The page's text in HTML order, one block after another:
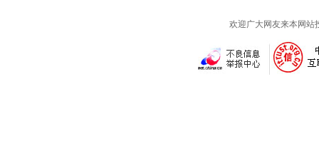
欢迎广大网友来本网站